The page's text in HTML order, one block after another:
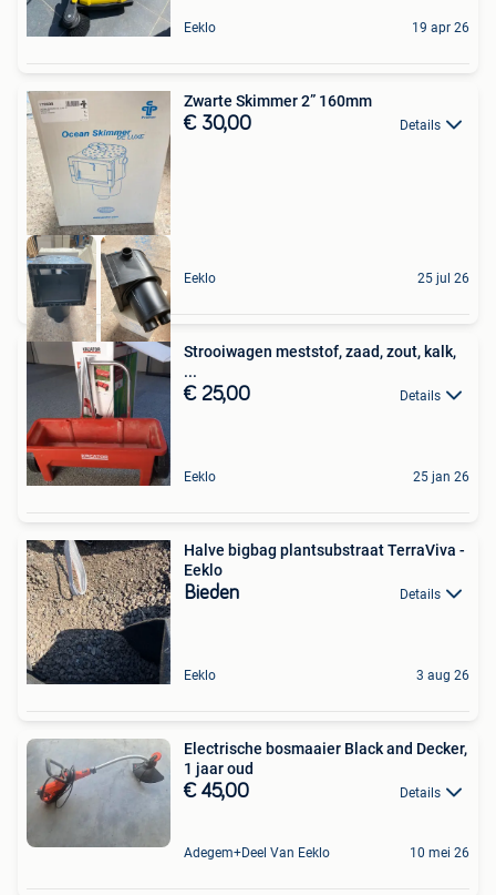
Eeklo 19 apr 26
Zwarte Skimmer 2” 160mm
€ 30,00 Details
Eeklo 25 jul 26
Strooiwagen meststof, zaad, zout, kalk,
...
€ 25,00 Details
Eeklo 25 jan 26
Halve bigbag plantsubstraat TerraViva -
Eeklo
Bieden Details
Eeklo 3 aug 26
Electrische bosmaaier Black and Decker,
1 jaar oud
€ 45,00 Details
Adegem+Deel Van Eeklo 10 mei 26